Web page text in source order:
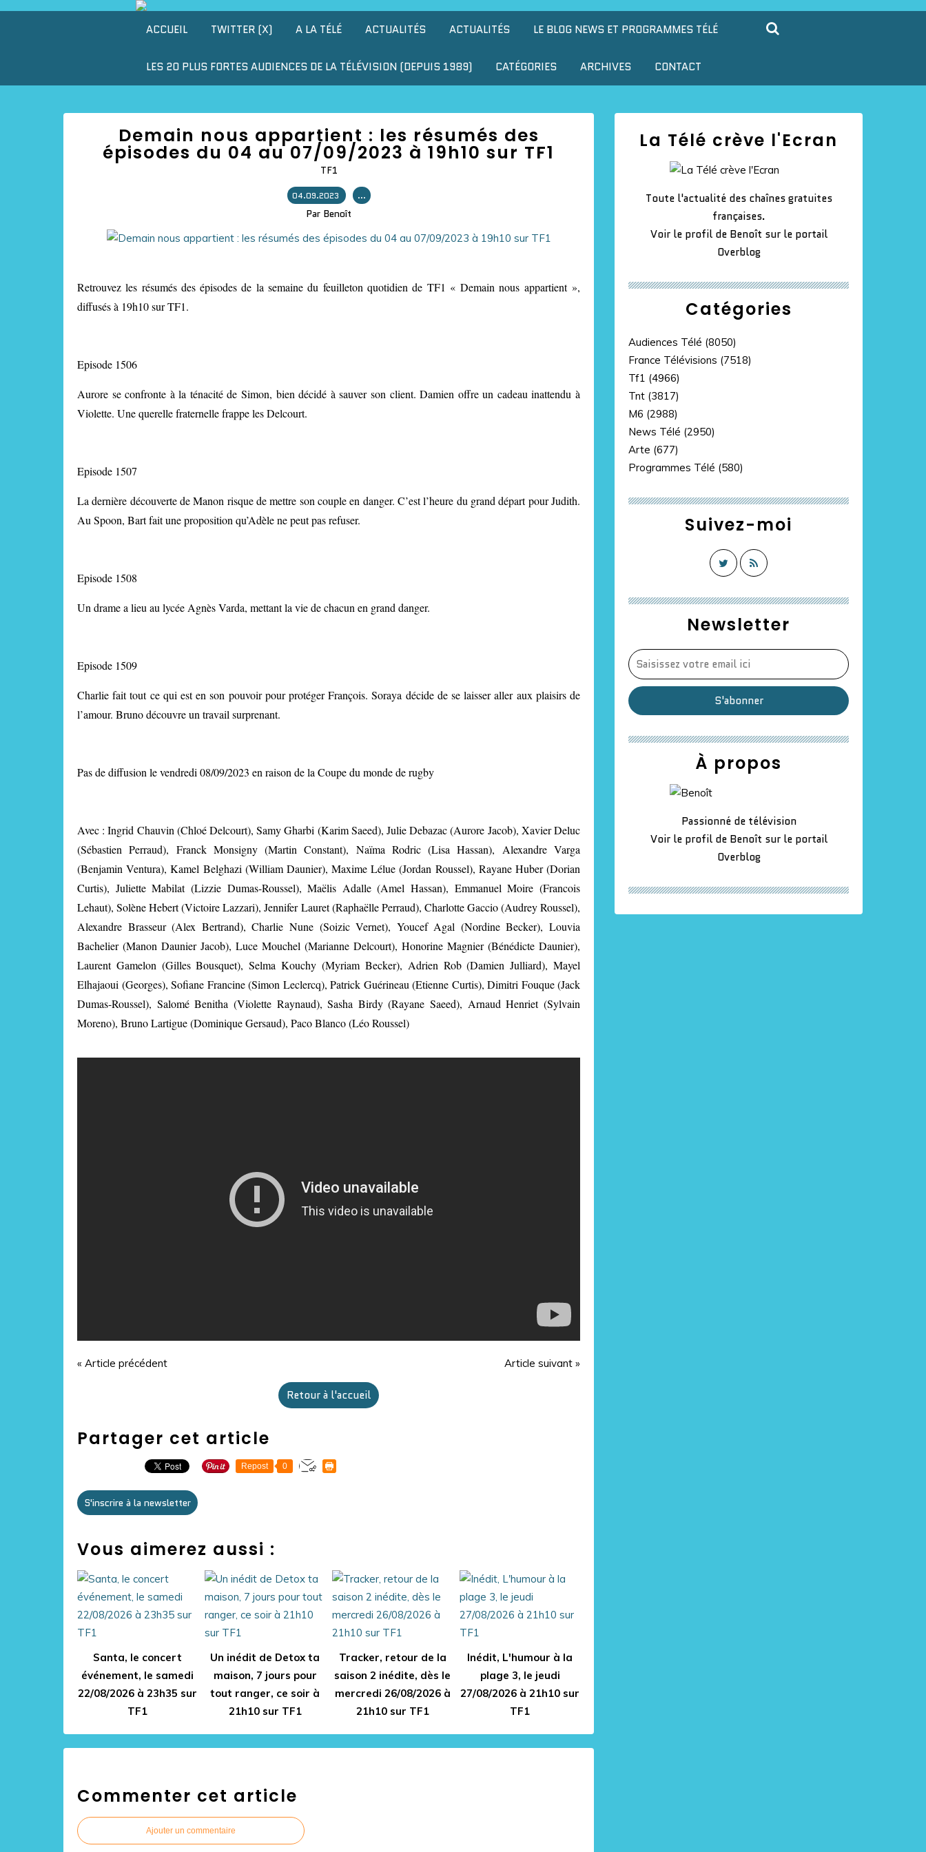
ACCUEIL TWITTER (X) A LA TÉLÉ ACTUALITÉS ACTUALITÉS LE BLOG NEWS ET PROGRAMMES TÉLÉ
LES 20 PLUS FORTES AUDIENCES DE LA TÉLÉVISION (DEPUIS 1989) CATÉGORIES ARCHIVES CONTACT
Demain nous appartient : les résumés des
épisodes du 04 au 07/09/2023 à 19h10 sur TF1
TF1
04.09.2023 …
Par Benoît
Retrouvez les résumés des épisodes de la semaine du feuilleton quotidien de TF1 « Demain nous appartient »,
diffusés à 19h10 sur TF1.
Episode 1506
Aurore se confronte à la ténacité de Simon, bien décidé à sauver son client. Damien offre un cadeau inattendu à
Violette. Une querelle fraternelle frappe les Delcourt.
Episode 1507
La dernière découverte de Manon risque de mettre son couple en danger. C’est l’heure du grand départ pour Judith.
Au Spoon, Bart fait une proposition qu’Adèle ne peut pas refuser.
Episode 1508
Un drame a lieu au lycée Agnès Varda, mettant la vie de chacun en grand danger.
Episode 1509
Charlie fait tout ce qui est en son pouvoir pour protéger François. Soraya décide de se laisser aller aux plaisirs de
l’amour. Bruno découvre un travail surprenant.
Pas de diffusion le vendredi 08/09/2023 en raison de la Coupe du monde de rugby
Avec : Ingrid Chauvin (Chloé Delcourt), Samy Gharbi (Karim Saeed), Julie Debazac (Aurore Jacob), Xavier Deluc
(Sébastien Perraud), Franck Monsigny (Martin Constant), Naïma Rodric (Lisa Hassan), Alexandre Varga
(Benjamin Ventura), Kamel Belghazi (William Daunier), Maxime Lélue (Jordan Roussel), Rayane Huber (Dorian
Curtis), Juliette Mabilat (Lizzie Dumas-Roussel), Maëlis Adalle (Amel Hassan), Emmanuel Moire (Francois
Lehaut), Solène Hebert (Victoire Lazzari), Jennifer Lauret (Raphaëlle Perraud), Charlotte Gaccio (Audrey Roussel),
Alexandre Brasseur (Alex Bertrand), Charlie Nune (Soizic Vernet), Youcef Agal (Nordine Becker), Louvia
Bachelier (Manon Daunier Jacob), Luce Mouchel (Marianne Delcourt), Honorine Magnier (Bénédicte Daunier),
Laurent Gamelon (Gilles Bousquet), Selma Kouchy (Myriam Becker), Adrien Rob (Damien Julliard), Mayel
Elhajaoui (Georges), Sofiane Francine (Simon Leclercq), Patrick Guérineau (Etienne Curtis), Dimitri Fouque (Jack
Dumas-Roussel), Salomé Benitha (Violette Raynaud), Sasha Birdy (Rayane Saeed), Arnaud Henriet (Sylvain
Moreno), Bruno Lartigue (Dominique Gersaud), Paco Blanco (Léo Roussel)
« Article précédent Article suivant »
Retour à l'accueil
Partager cet article
Repost 0
S'inscrire à la newsletter
Vous aimerez aussi :
Santa, le concert
événement, le samedi
22/08/2026 à 23h35 sur
TF1
Un inédit de Detox ta
maison, 7 jours pour
tout ranger, ce soir à
21h10 sur TF1
Tracker, retour de la
saison 2 inédite, dès le
mercredi 26/08/2026 à
21h10 sur TF1
Inédit, L'humour à la
plage 3, le jeudi
27/08/2026 à 21h10 sur
TF1
Commenter cet article
Ajouter un commentaire
Newsletter
Catégories
Audiences Télé (8050)
France Télévisions (7518)
Tf1 (4966)
Tnt (3817)
M6 (2988)
News Télé (2950)
Arte (677)
Programmes Télé (580)
La Télé crève l'Ecran
Toute l'actualité des chaînes gratuites
françaises.
Voir le profil de Benoît sur le portail
Overblog
Suivez-moi
À propos
Passionné de télévision
Voir le profil de Benoît sur le portail
Overblog